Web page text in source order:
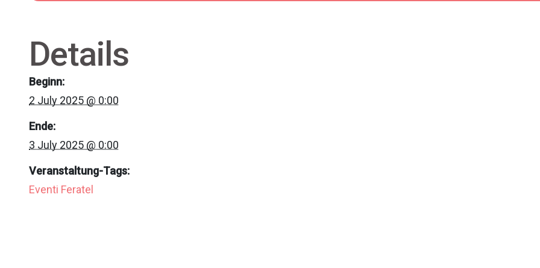
Details
Beginn:
2 July 2025 @ 0:00
Ende:
3 July 2025 @ 0:00
Veranstaltung-Tags:
Eventi Feratel